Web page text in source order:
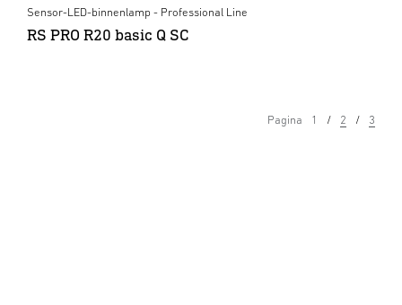
Sensor-LED-binnenlamp - Professional Line
RS PRO R20 basic Q SC
Pagina 1 2 3